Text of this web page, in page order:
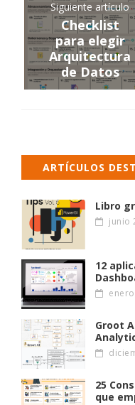
Siguiente artículo
Checklist
para elegir
Arquitectura
de Datos
ARTÍCULOS
Libro
junio
12
Groot
25
que